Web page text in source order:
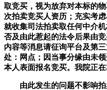
取竞买，视为放弃对本标的
次拍卖竞买人资历；充实考
就收集司法拍卖取任何中介
否及由此惹起的法令后果由
内容等消息请征询平台及第
处：网点；因当事分缘由未
本人表面报名竞买。我院正在
由此发生的问题不影响拍